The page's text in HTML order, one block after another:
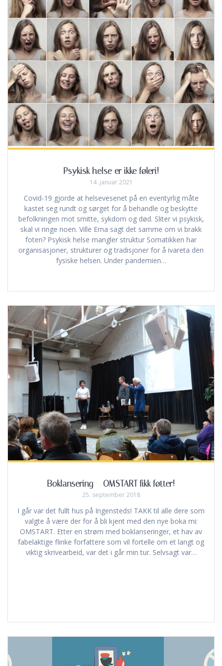
Psykisk helse er ikke føleri!
14. januar 2021
Covid-19 gjorde at helsevesenet på en eventyrlig måte
kastet seg rundt og sørget for å behandle og beskytte
befolkningen mot smitte, sykdom og død. Sliter vi psykisk,
skal vi ringe noen. Ville Erna sagt det samme om vi brakk
foten? Psykisk helse mangler struktur Somatikken har
organisasjoner, strukturer og tradisjoner for å ivareta den
fysiske helsen. Under pandemien…
Boklansering – OMSTART fikk føtter!
25. september 2018
I går var det fullt hus på Ingensteds! TAKK til alle dere som
valgte å være der for å bli kjent med den nye boka mi:
OMSTART. Etter en strøm med boklanseringer, et hav av
fabelaktige flinke forfattere som vil fortelle om et langt og
viktig skrivearbeid, var det i går min tur. Selvsagt var…